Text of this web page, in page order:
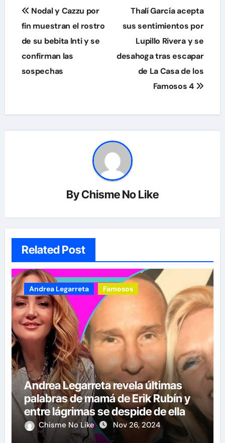
Navegación
de
entradas
Nodal y Cazzu por
fin muestran el rostro
de su bebita Inti y se
confirman las
sospechas
Thalí García acepta
sus sentimientos por
Lupillo Rivera y se
desahoga tras escapar
de La Casa de los
Famosos 4
ByChisme No Like
Related Post
Andrea Legarreta Famosos
Andrea Legarreta revela últimas
palabras de mamá de Erik Rubín y
entre lágrimas se despide de ella
Chisme No Like Nov 26, 2024